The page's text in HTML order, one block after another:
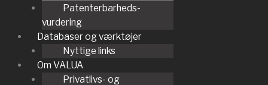
Patenterbarheds-
vurdering
Databaser og værktøjer
Nyttige links
Om VALUA
Privatlivs- og